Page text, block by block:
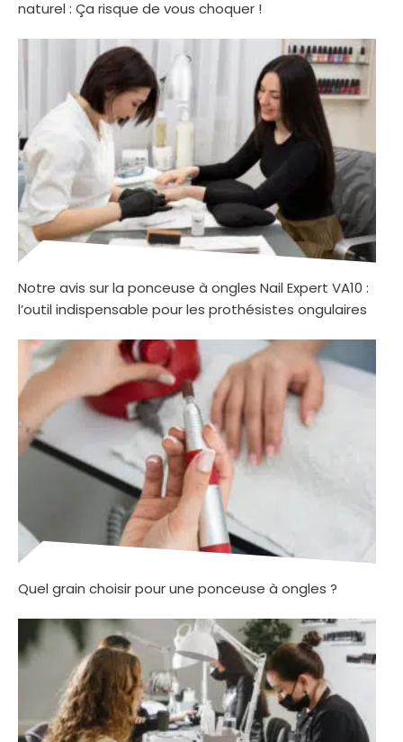
naturel : Ça risque de vous choquer !
Notre avis sur la ponceuse à ongles Nail Expert VA10 :
l’outil indispensable pour les prothésistes ongulaires
Quel grain choisir pour une ponceuse à ongles ?